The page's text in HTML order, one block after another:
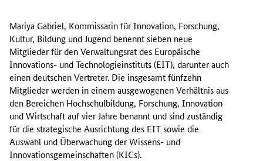
a
r
i
y
a
G
a
b
r
e
Mariya Gabriel, Kommissarin für Innovation, Forschung,
Kultur, Bildung und Jugend benennt sieben neue
Mitglieder für den Verwaltungsrat des Europäische
Innovations- und Technologieinstituts (EIT), darunter auch
einen deutschen Vertreter. Die insgesamt fünfzehn
Mitglieder werden in einem ausgewogenen Verhältnis aus
den Bereichen Hochschulbildung, Forschung, Innovation
und Wirtschaft auf vier Jahre benannt und sind zuständig
für die strategische Ausrichtung des EIT sowie die
Auswahl und Überwachung der Wissens- und
Innovationsgemeinschaften (KICs).